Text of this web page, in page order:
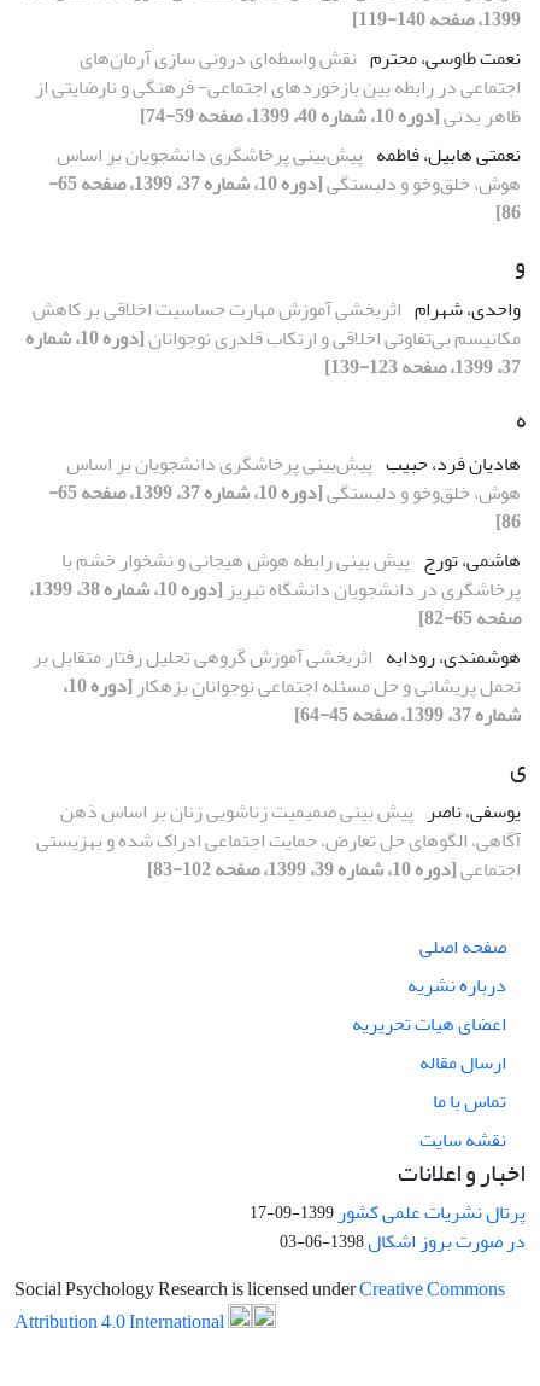
1399، صفحه 140-119]
نعمت طاوسی، محترم نقش واسطه‌ای درونی سازی آرمان‌های
اجتماعی در رابطه بین بازخوردهای اجتماعی- فرهنگی و نارضایتی از
ظاهر بدنی[دوره 10، شماره 40، 1399، صفحه 59-74]
نعمتی هابیل، فاطمه پیش‌بینی پرخاشگری دانشجویان بر اساس
هوش، خلق‌وخو و دلبستگی
[دوره 10، شماره 37، 1399، صفحه 65-
86]
و
واحدی، شهرام اثربخشی آموزش مهارت حساسیت اخلاقی بر کاهش
مکانیسم بی‌تفاوتی اخلاقی و ارتکاب قلدری نوجوانان
[دوره 10، شماره
37، 1399، صفحه 123-139]
ه
هادیان فرد، حبیب پیش‌بینی پرخاشگری دانشجویان بر اساس
هوش، خلق‌وخو و دلبستگی
[دوره 10، شماره 37، 1399، صفحه 65-
86]
هاشمی، تورج پیش بینی رابطه هوش هیجانی و نشخوار خشم با
پرخاشگری در دانشجویان دانشگاه تبریز
[دوره 10، شماره 38، 1399،
صفحه 65-82]
هوشمندی، رودابه اثربخشی آموزش گروهی تحلیل رفتار متقابل بر
تحمل پریشانی و حل مسئله اجتماعی نوجوانانِ بزهکار
[دوره 10،
شماره 37، 1399، صفحه 45-64]
ی
یوسفی، ناصر پیش بینی صمیمیت زناشویی زنان بر اساس ذهن
آگاهی، الگوهای حل تعارض، حمایت اجتماعی ادراک شده و بهزیستی
اجتماعی[دوره 10، شماره 39، 1399، صفحه 102-83]
صفحه اصلی
درباره نشریه
اعضای هیات تحریریه
ارسال مقاله
تماس با ما
نقشه سایت
اخبار و اعلانات
پرتال نشریات علمی کشور 1399-09-17
در صورت بروز اشکال1398-06-03
Social Psychology Research is licensed underCreative Commons
Attribution 4.0 International